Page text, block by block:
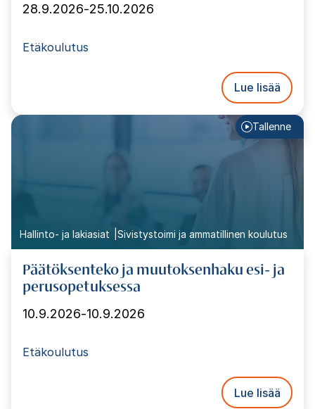
28.9.2026-25.10.2026
Etäkoulutus
Lue lisää
Tallenne
Hallinto- ja lakiasiat Sivistystoimi ja ammatillinen koulutus
Päätöksenteko ja muutoksenhaku esi- ja
perusopetuksessa
10.9.2026-10.9.2026
Etäkoulutus
Lue lisää